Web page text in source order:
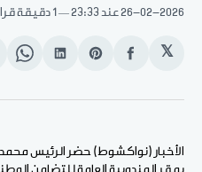
26-02-2026عند 23:33 1 دقيقة قراءة
𝕏
انشر
الفيسبوك
Share
Pinterest
انشر
لينكد
الأخبار (نواكشوط) حضر الرئيس
بمقر المندوبية العامة للتضامن